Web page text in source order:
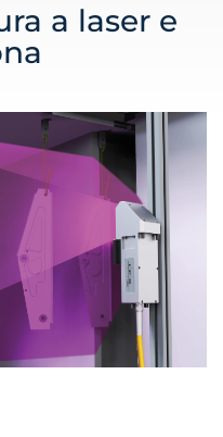
a laser e